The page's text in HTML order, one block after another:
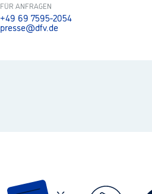
FÜR ANFRAGEN
+49 69 7595-2054
presse@dfv.de